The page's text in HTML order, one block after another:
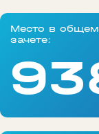
Место в общем
зачете: